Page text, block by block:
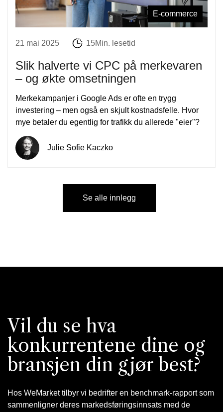
E-commerce
21 mai 2025 15Min. lesetid
Slik halverte vi CPC på merkevaren
– og økte omsetningen
Merkekampanjer i Google Ads er ofte en trygg
investering – men også en skjult kostnadsfelle. Hvor
mye betaler du egentlig for trafikk du allerede "eier"?
Julie Sofie Kaczko
Se alle innlegg
Vil du se hva
konkurrentene dine og
bransjen din gjør best?
Hos WeMarket tilbyr vi bedrifter en benchmark-rapport som
sammenligner deres markedsføringsinnsats med de